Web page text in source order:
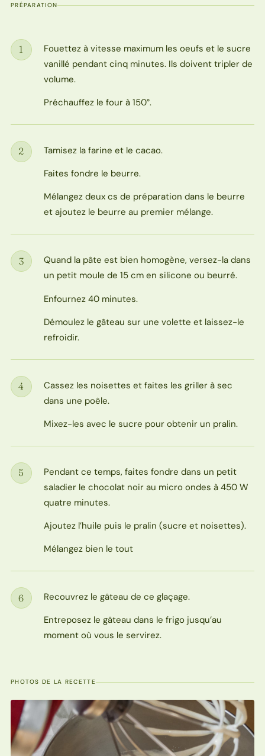
PRÉPARATION
Étape
1
Fouettez à vitesse maximum les oeufs et le sucre
vanillé pendant cinq minutes. Ils doivent tripler de
volume.
Préchauffez le four à 150°.
Étape
2
Tamisez la farine et le cacao.
Faites fondre le beurre.
Mélangez deux cs de préparation dans le beurre
et ajoutez le beurre au premier mélange.
Étape
3
Quand la pâte est bien homogène, versez-la dans
un petit moule de 15 cm en silicone ou beurré.
Enfournez 40 minutes.
Démoulez le gâteau sur une volette et laissez-le
refroidir.
Étape
4
Cassez les noisettes et faites les griller à sec
dans une poêle.
Mixez-les avec le sucre pour obtenir un pralin.
Étape
5
Pendant ce temps, faites fondre dans un petit
saladier le chocolat noir au micro ondes à 450 W
quatre minutes.
Ajoutez l’huile puis le pralin (sucre et noisettes).
Mélangez bien le tout
Étape
6
Recouvrez le gâteau de ce glaçage.
Entreposez le gâteau dans le frigo jusqu’au
moment où vous le servirez.
PHOTOS DE LA RECETTE